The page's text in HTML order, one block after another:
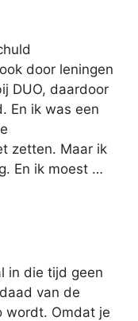
door leningen
DUO, daardoor
En ik was een
zetten. Maar ik
En ik moest …
in die tijd geen
van de
wordt. Omdat je